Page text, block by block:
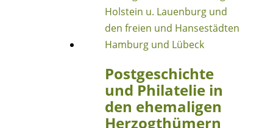
Postgeschichte
und Philatelie in
den ehemaligen
Herzogthümern